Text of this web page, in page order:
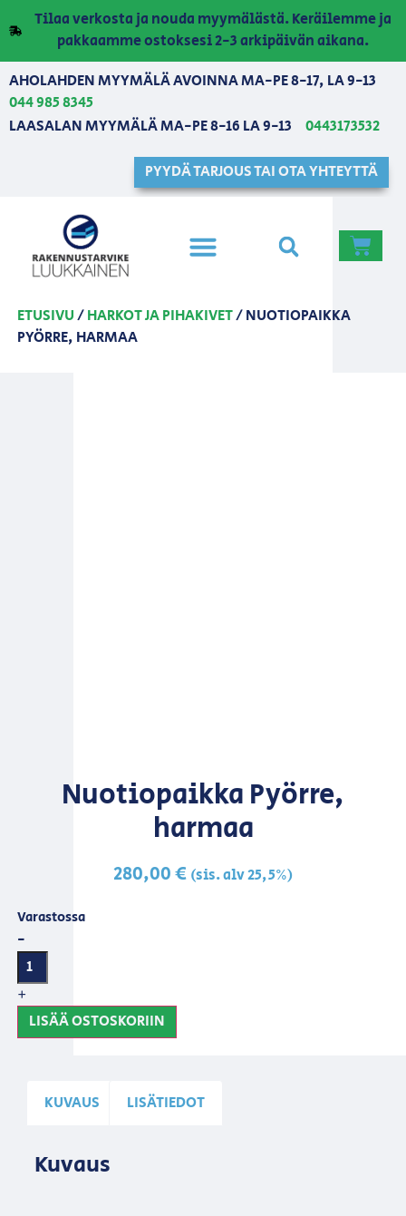
Tilaa verkosta ja nouda myymälästä. Keräilemme ja
pakkaamme ostoksesi 2-3 arkipäivän aikana.
AHOLAHDEN MYYMÄLÄ AVOINNA MA-PE 8-17, LA 9-13
044 985 8345
LAASALAN MYYMÄLÄ MA-PE 8-16 LA 9-13
0443173532
PYYDÄ TARJOUS TAI OTA YHTEYTTÄ
ETUSIVU/HARKOT JA PIHAKIVET/ NUOTIOPAIKKA
PYÖRRE, HARMAA
Nuotiopaikka Pyörre,
harmaa
280,00€ (sis. alv 25,5%)
Varastossa
-
+
LISÄÄ OSTOSKORIIN
KUVAUS LISÄTIEDOT
Kuvaus